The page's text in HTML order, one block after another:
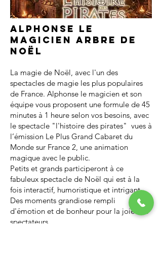
Alphonse le
magicien arbre de
noël
La magie de Noël, avec l'un des
spectacles de magie les plus populaires
de France. Alphonse le magicien et son
équipe vous proposent une formule de 45
minutes à 1 heure selon vos besoins, avec
le spectacle "l'histoire des pirates" vues à
l’émission Le Plus Grand Cabaret du
Monde sur France 2, une animation
magique avec le public.
Petits et grands participeront à ce
fabuleux spectacle de Noël qui est à la
fois interactif, humoristique et intrigant.
Des moments grandiose rempli
d'émotion et de bonheur pour la joie des
spectateurs.